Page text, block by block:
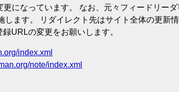
になっています。 なお、元々フィードリー
ます。 リダイレクト先はサイト全体の更新
URLの変更をお願いします。
index.xml
note/index.xml